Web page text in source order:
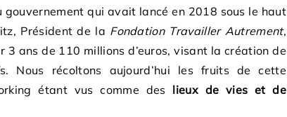
qui avait lancé en 2018 sous le haut
Président de la Fondation Travailler Autrement,
3 ans de 110 millions d’euros, visant la création de
Nous récoltons aujourd’hui les fruits de cette
étant vus comme des lieux de vies et de